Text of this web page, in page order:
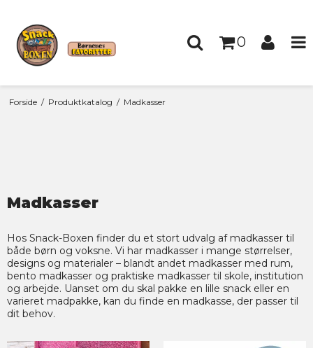
0
Forside / Produktkatalog / Madkasser
Madkasser
Hos Snack-Boxen finder du et stort udvalg af madkasser til
både børn og voksne. Vi har madkasser i mange størrelser,
designs og materialer – blandt andet madkasser med rum,
bento madkasser og praktiske madkasser til skole, institution
og arbejde. Uanset om du skal pakke en lille snack eller en
varieret madpakke, kan du finde en madkasse, der passer til
dit behov.